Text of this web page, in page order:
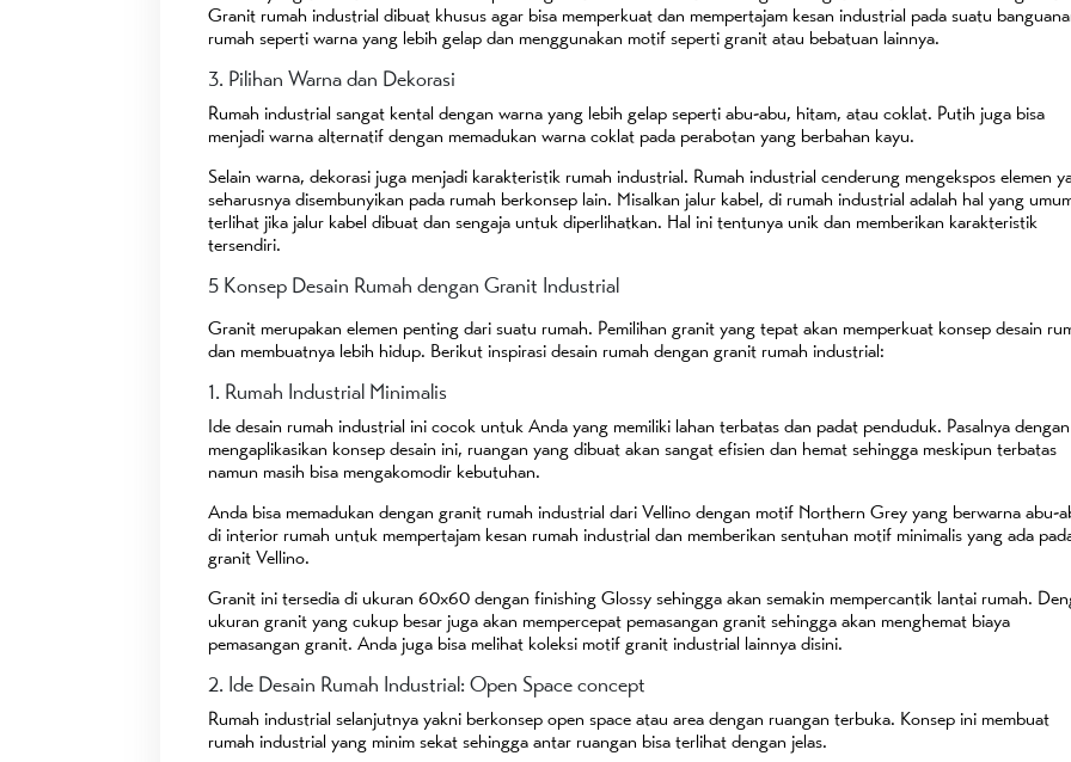
Granit rumah industrial dibuat khusus agar bisa memperkuat dan mempertajam kesan industrial pada suatu
rumah seperti warna yang lebih gelap dan menggunakan motif seperti granit atau bebatuan lainnya.
3. Pilihan Warna dan Dekorasi
Rumah industrial sangat kental dengan warna yang lebih gelap seperti abu-abu, hitam, atau coklat. Putih juga bisa
menjadi warna alternatif dengan memadukan warna coklat pada perabotan yang berbahan kayu.
Selain warna, dekorasi juga menjadi karakteristik rumah industrial. Rumah industrial cenderung mengekspos elemen
seharusnya disembunyikan pada rumah berkonsep lain. Misalkan jalur kabel, di rumah industrial adalah hal yang
terlihat jika jalur kabel dibuat dan sengaja untuk diperlihatkan. Hal ini tentunya unik dan memberikan karakteristik
tersendiri.
5 Konsep Desain Rumah dengan Granit Industrial
Granit merupakan elemen penting dari suatu rumah. Pemilihan granit yang tepat akan memperkuat konsep desain
dan membuatnya lebih hidup. Berikut inspirasi desain rumah dengan granit rumah industrial:
1. Rumah Industrial Minimalis
Ide desain rumah industrial ini cocok untuk Anda yang memiliki lahan terbatas dan padat penduduk. Pasalnya dengan
mengaplikasikan konsep desain ini, ruangan yang dibuat akan sangat efisien dan hemat sehingga meskipun terbatas
namun masih bisa mengakomodir kebutuhan.
Anda bisa memadukan dengan granit rumah industrial dari Vellino dengan motif Northern Grey yang berwarna abu-
di interior rumah untuk mempertajam kesan rumah industrial dan memberikan sentuhan motif minimalis yang ada
granit Vellino.
Granit ini tersedia di ukuran 60x60 dengan finishing Glossy sehingga akan semakin mempercantik lantai rumah.
ukuran granit yang cukup besar juga akan mempercepat pemasangan granit sehingga akan menghemat biaya
pemasangan granit. Anda juga bisa melihat koleksi motif granit industrial lainnya disini.
2. Ide Desain Rumah Industrial: Open Space concept
Rumah industrial selanjutnya yakni berkonsep open space atau area dengan ruangan terbuka. Konsep ini membuat
rumah industrial yang minim sekat sehingga antar ruangan bisa terlihat dengan jelas.